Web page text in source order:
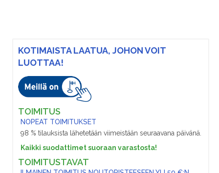
KOTIMAISTA LAATUA, JOHON VOIT
LUOTTAA!
TOIMITUS
NOPEAT TOIMITUKSET
98 % tilauksista lähetetään viimeistään seuraavana päivänä.
Kaikki suodattimet suoraan varastosta!
TOIMITUSTAVAT